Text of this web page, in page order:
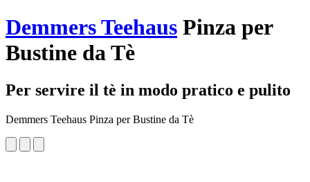
Demmers Teehaus Pinza per
Bustine da Tè
Per servire il tè in modo pratico e pulito
Demmers Teehaus Pinza per Bustine da Tè